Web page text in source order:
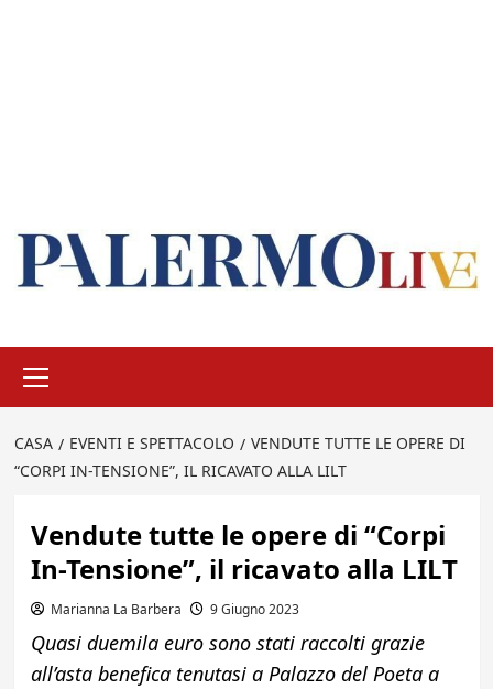
principale
CASA EVENTI E SPETTACOLO
VENDUTE TUTTE LE OPERE DI
“CORPI IN-TENSIONE”, IL RICAVATO ALLA LILT
Vendute tutte le opere di “Corpi
In-Tensione”, il ricavato alla LILT
Marianna La Barbera 9 Giugno 2023
Quasi duemila euro sono stati raccolti grazie
all’asta benefica tenutasi a Palazzo del Poeta a